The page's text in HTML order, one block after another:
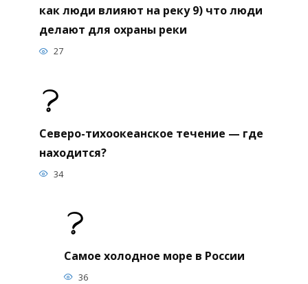
как люди влияют на реку 9) что люди
делают для охраны реки
27
Северо-тихоокеанское течение — где
находится?
34
Самое холодное море в России
36